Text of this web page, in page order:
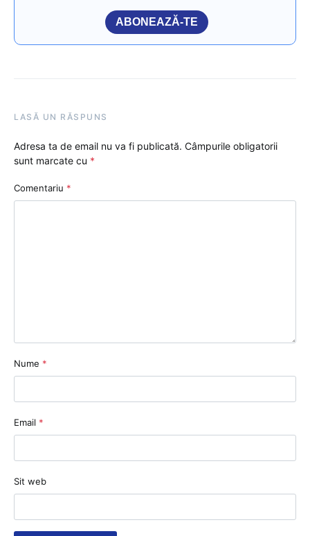
ABONEAZĂ-TE
LASĂ UN RĂSPUNS
Adresa ta de email nu va fi publicată. Câmpurile obligatorii
sunt marcate cu *
Comentariu *
Nume *
Email *
Sit web